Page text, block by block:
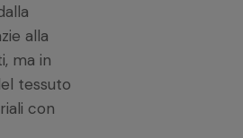
alla
ma in
tessuto
con